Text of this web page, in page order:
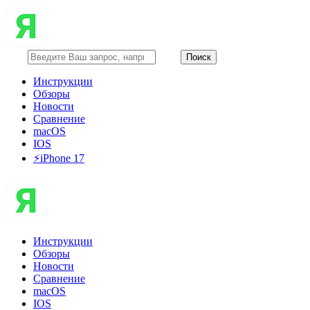
Инструкции
Обзоры
Новости
Сравнение
macOS
IOS
⚡️iPhone 17
Инструкции
Обзоры
Новости
Сравнение
macOS
IOS